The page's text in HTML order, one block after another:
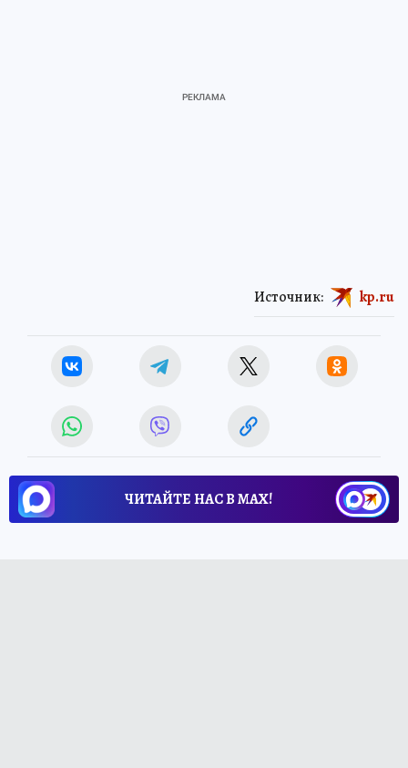
Источник: kp.ru
ЧИТАЙТЕ НАС В МАХ!